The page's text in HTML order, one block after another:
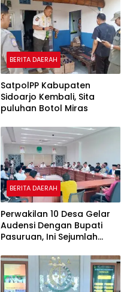
BERITA DAERAH
SatpolPP Kabupaten
Sidoarjo Kembali, Sita
puluhan Botol Miras
BERITA DAERAH
Perwakilan 10 Desa Gelar
Audensi Dengan Bupati
Pasuruan, Ini Sejumlah